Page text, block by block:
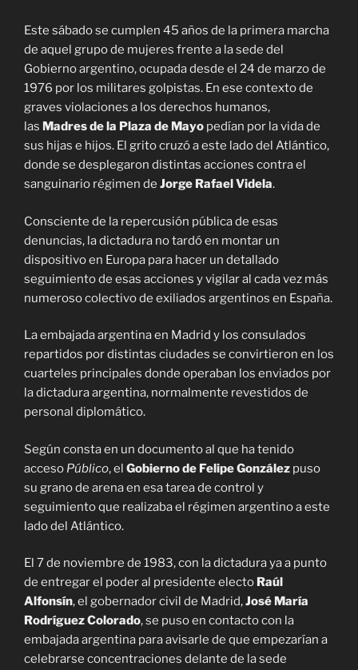
Este sábado se cumplen 45 años de la primera marcha
de aquel grupo de mujeres frente a la sede del
Gobierno argentino, ocupada desde el 24 de marzo de
1976 por los militares golpistas. En ese contexto de
graves violaciones a los derechos humanos,
las Madres de la Plaza de Mayo pedían por la vida de
sus hijas e hijos. El grito cruzó a este lado del Atlántico,
donde se desplegaron distintas acciones contra el
sanguinario régimen de Jorge Rafael Videla.
Consciente de la repercusión pública de esas
denuncias, la dictadura no tardó en montar un
dispositivo en Europa para hacer un detallado
seguimiento de esas acciones y vigilar al cada vez más
numeroso colectivo de exiliados argentinos en España.
La embajada argentina en Madrid y los consulados
repartidos por distintas ciudades se convirtieron en los
cuarteles principales donde operaban los enviados por
la dictadura argentina, normalmente revestidos de
personal diplomático.
Según consta en un documento al que ha tenido
acceso Público, el Gobierno de Felipe González puso
su grano de arena en esa tarea de control y
seguimiento que realizaba el régimen argentino a este
lado del Atlántico.
El 7 de noviembre de 1983, con la dictadura ya a punto
de entregar el poder al presidente electo Raúl
Alfonsín, el gobernador civil de Madrid,José María
Rodríguez Colorado, se puso en contacto con la
embajada argentina para avisarle de que empezarían a
celebrarse concentraciones delante de la sede